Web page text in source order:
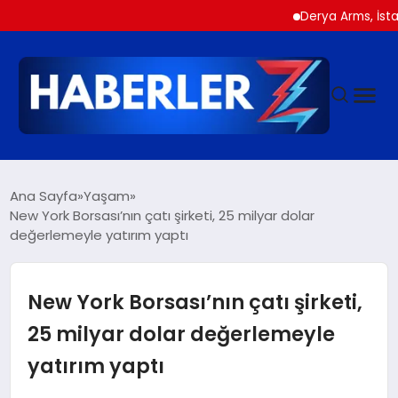
Derya Arms, İstanbul
SIYASET
DÜNYA
EKONOMI
Ana Sayfa Yaşam
New York Borsası’nın çatı şirketi, 25 milyar dolar
değerlemeyle yatırım yaptı
New York Borsası’nın çatı şirketi,
25 milyar dolar değerlemeyle
yatırım yaptı